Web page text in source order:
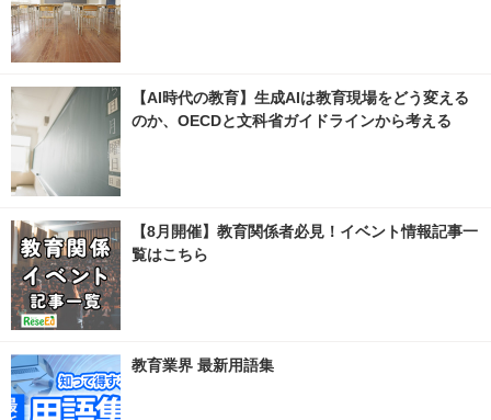
【AI時代の教育】生成AIは教育現場をどう変える
のか、OECDと文科省ガイドラインから考える
【8月開催】教育関係者必見！イベント情報記事一
覧はこちら
教育業界 最新用語集